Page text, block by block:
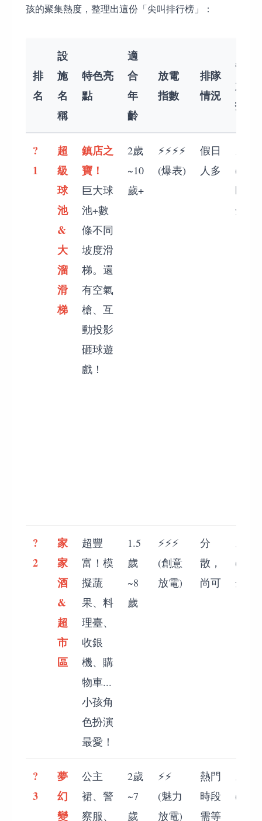
孩的聚集熱度，整理出這份「尖叫排行榜」：
排
名
設
施
名
稱
特色亮
點
適
合
年
齡
放電
指數
排隊
情況
爸媽
放空
指數
?
1
超
級
球
池
&
大
溜
滑
梯
鎮店之
寶！
巨大球
池+數
條不同
坡度滑
梯。還
有空氣
槍、互
動投影
砸球遊
戲！
2歲
~10
歲+
⚡⚡⚡⚡
(爆表)
假日
人多
(需緊
盯安
全)
?
2
家
家
酒
&
超
市
區
超豐
富！模
擬蔬
果、料
理臺、
收銀
機、購
物車...
小孩角
色扮演
最愛！
1.5
歲
~8
歲
⚡⚡⚡
(創意
放電)
分
散，
尚可
(較安
全)
?
3
夢
幻
變
公主
裙、警
察服、
2歲
~7
歲
⚡⚡
(魅力
放電)
熱門
時段
需等
(放